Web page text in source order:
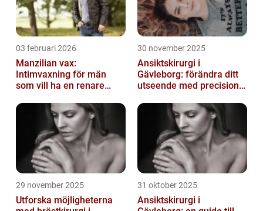
03 februari 2026
Manzilian vax:
Intimvaxning för män
som vill ha en renare
30 november 2025
Ansiktskirurgi i
Gävleborg: förändra ditt
utseende med precision
29 november 2025
Utforska möjligheterna
31 oktober 2025
Ansiktskirurgi i